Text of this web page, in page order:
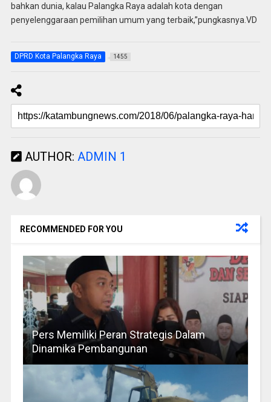
bahkan dunia, kalau Palangka Raya adalah kota dengan
penyelenggaraan pemilihan umum yang terbaik,”pungkasnya.VD
DPRD Kota Palangka Raya 1455
AUTHOR: ADMIN 1
RECOMMENDED FOR YOU
Pers Memiliki Peran Strategis Dalam
Dinamika Pembangunan